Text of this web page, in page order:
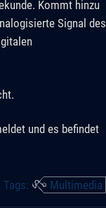
Kommt hinzu
Signal des
und es befindet
Tags: Multimedia